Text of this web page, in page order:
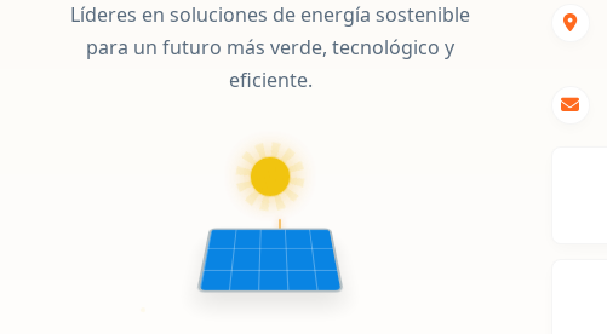
Líderes en soluciones de energía sostenible
para un futuro más verde, tecnológico y
eficiente.